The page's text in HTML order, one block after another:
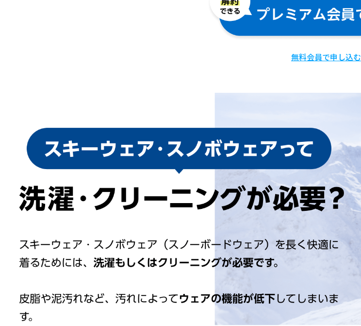
無料会員で申し込む